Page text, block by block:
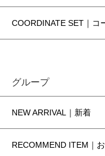
COORDINATE SET｜コ
グループ
NEW ARRIVAL｜新着
RECOMMEND ITEM｜